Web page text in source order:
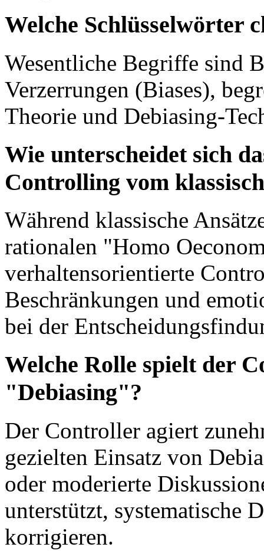
Welche Schlüsselwörter
Wesentliche Begriffe sind
Verzerrungen (Biases),
Theorie und Debiasing-
Wie unterscheidet sich
Controlling vom
Während klassische
rationalen "Homo
verhaltensorientierte
Beschränkungen und
bei der
Welche Rolle spielt der
"Debiasing"?
Der Controller agiert
gezielten Einsatz von
oder moderierte
unterstützt, systematische
korrigieren.